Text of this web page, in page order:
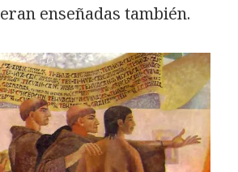
enseñadas también.